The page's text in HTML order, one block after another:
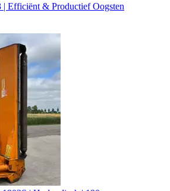
| Efficiënt & Productief Oogsten